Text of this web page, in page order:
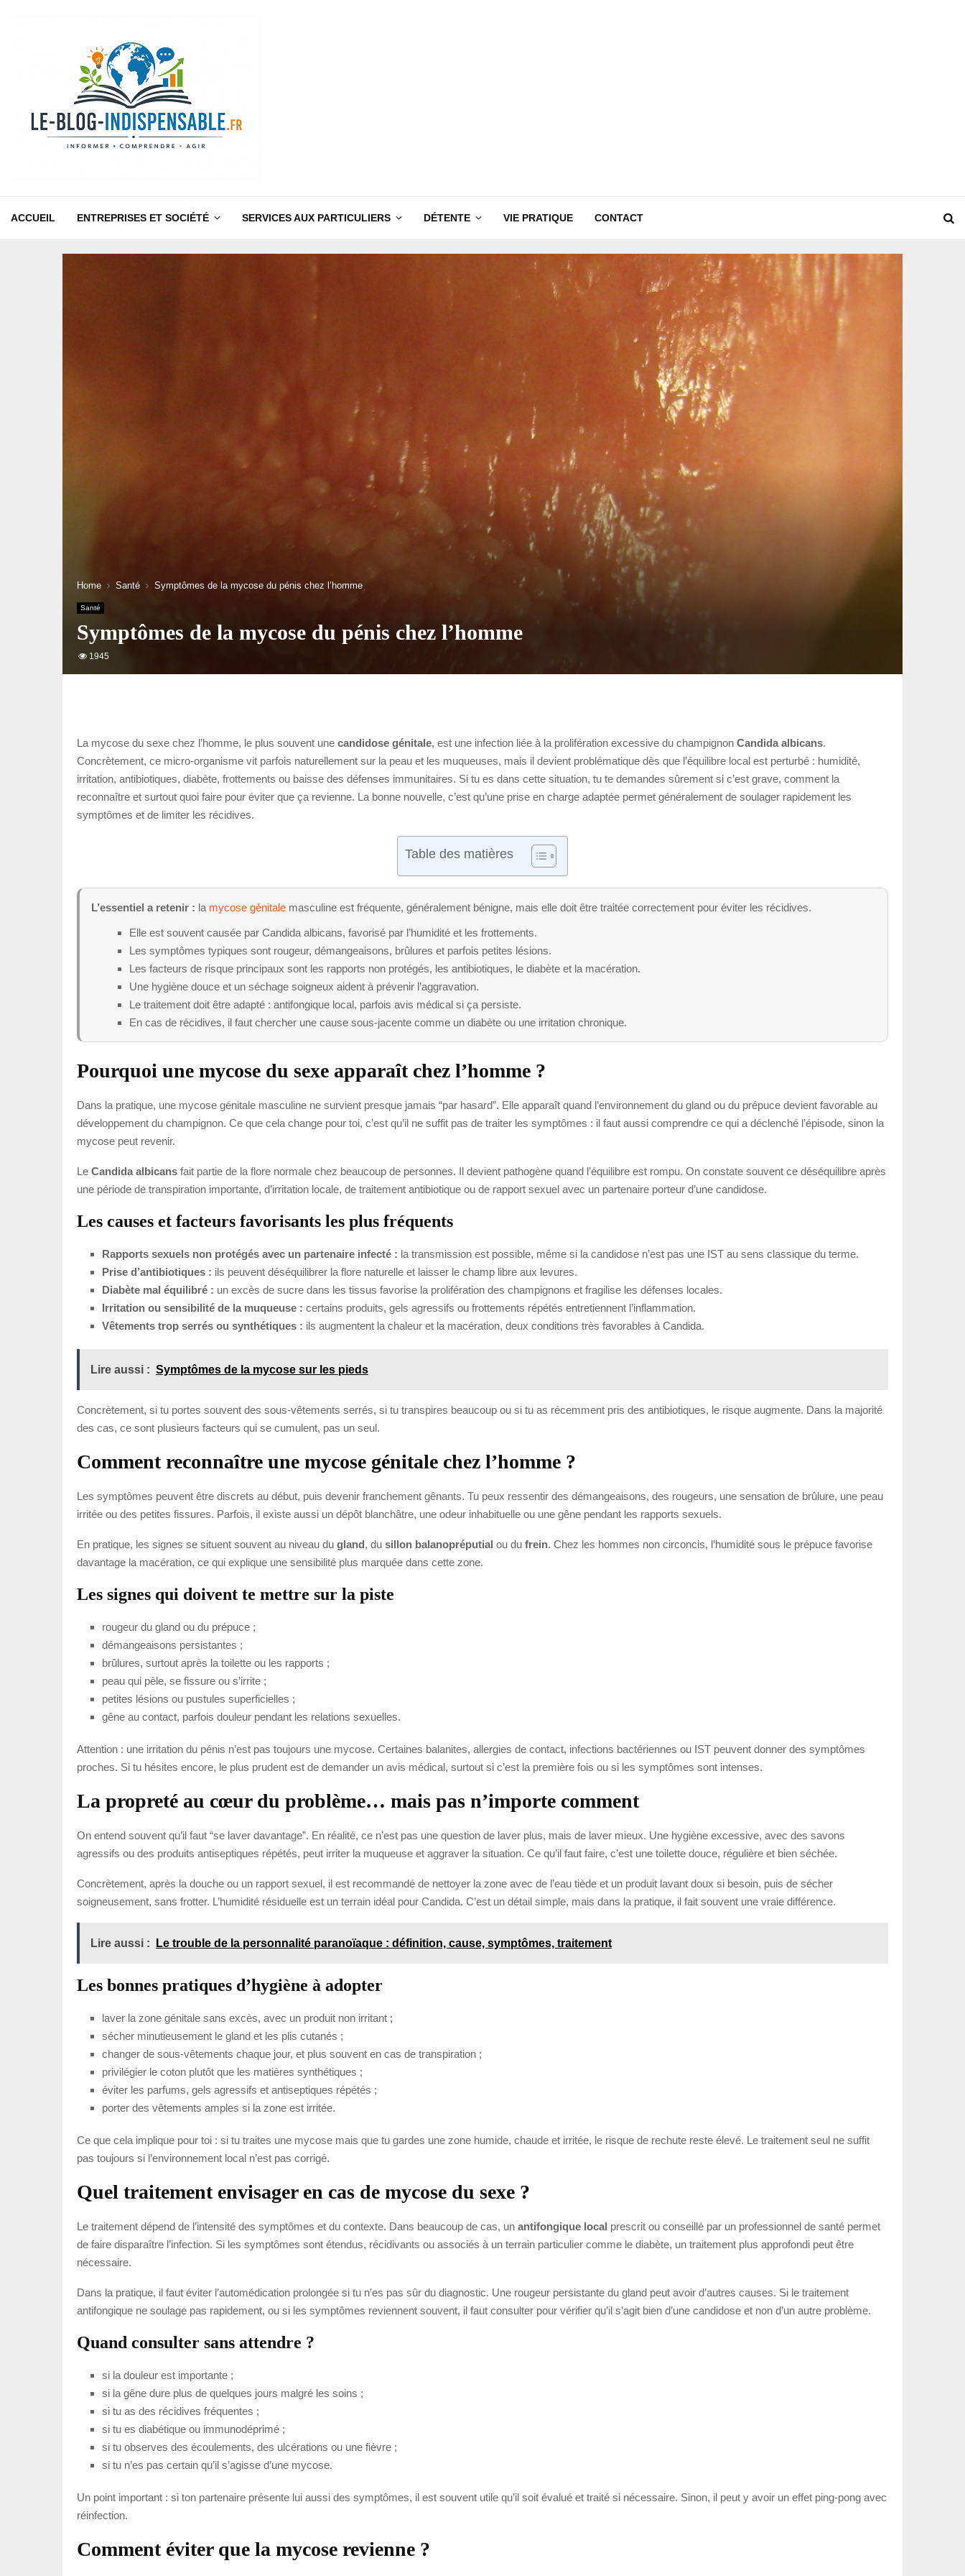
ACCUEIL ENTREPRISES ET SOCIÉTÉ SERVICES AUX PARTICULIERS DÉTENTE VIE PRATIQUE CONTACT
Home Santé Symptômes de la mycose du pénis chez l’homme
Santé
Symptômes de la mycose du pénis chez l’homme
1945
La mycose du sexe chez l’homme, le plus souvent une candidose génitale, est une infection liée à la prolifération excessive du champignon Candida albicans.
Concrètement, ce micro-organisme vit parfois naturellement sur la peau et les muqueuses, mais il devient problématique dès que l’équilibre local est perturbé : humidité,
irritation, antibiotiques, diabète, frottements ou baisse des défenses immunitaires. Si tu es dans cette situation, tu te demandes sûrement si c’est grave, comment la
reconnaître et surtout quoi faire pour éviter que ça revienne. La bonne nouvelle, c’est qu’une prise en charge adaptée permet généralement de soulager rapidement les
symptômes et de limiter les récidives.
Table des matières
L’essentiel a retenir : la mycose génitale masculine est fréquente, généralement bénigne, mais elle doit être traitée correctement pour éviter les récidives.
Elle est souvent causée par Candida albicans, favorisé par l’humidité et les frottements.
Les symptômes typiques sont rougeur, démangeaisons, brûlures et parfois petites lésions.
Les facteurs de risque principaux sont les rapports non protégés, les antibiotiques, le diabète et la macération.
Une hygiène douce et un séchage soigneux aident à prévenir l’aggravation.
Le traitement doit être adapté : antifongique local, parfois avis médical si ça persiste.
En cas de récidives, il faut chercher une cause sous-jacente comme un diabète ou une irritation chronique.
Pourquoi une mycose du sexe apparaît chez l’homme ?
Dans la pratique, une mycose génitale masculine ne survient presque jamais “par hasard”. Elle apparaît quand l’environnement du gland ou du prépuce devient favorable au
développement du champignon. Ce que cela change pour toi, c’est qu’il ne suffit pas de traiter les symptômes : il faut aussi comprendre ce qui a déclenché l’épisode, sinon la
mycose peut revenir.
Le Candida albicans fait partie de la flore normale chez beaucoup de personnes. Il devient pathogène quand l’équilibre est rompu. On constate souvent ce déséquilibre après
une période de transpiration importante, d’irritation locale, de traitement antibiotique ou de rapport sexuel avec un partenaire porteur d’une candidose.
Les causes et facteurs favorisants les plus fréquents
Rapports sexuels non protégés avec un partenaire infecté : la transmission est possible, même si la candidose n’est pas une IST au sens classique du terme.
Prise d’antibiotiques : ils peuvent déséquilibrer la flore naturelle et laisser le champ libre aux levures.
Diabète mal équilibré : un excès de sucre dans les tissus favorise la prolifération des champignons et fragilise les défenses locales.
Irritation ou sensibilité de la muqueuse : certains produits, gels agressifs ou frottements répétés entretiennent l’inflammation.
Vêtements trop serrés ou synthétiques : ils augmentent la chaleur et la macération, deux conditions très favorables à Candida.
Lire aussi : Symptômes de la mycose sur les pieds
Concrètement, si tu portes souvent des sous-vêtements serrés, si tu transpires beaucoup ou si tu as récemment pris des antibiotiques, le risque augmente. Dans la majorité
des cas, ce sont plusieurs facteurs qui se cumulent, pas un seul.
Comment reconnaître une mycose génitale chez l’homme ?
Les symptômes peuvent être discrets au début, puis devenir franchement gênants. Tu peux ressentir des démangeaisons, des rougeurs, une sensation de brûlure, une peau
irritée ou des petites fissures. Parfois, il existe aussi un dépôt blanchâtre, une odeur inhabituelle ou une gêne pendant les rapports sexuels.
En pratique, les signes se situent souvent au niveau du gland, du sillon balanopréputial ou du frein. Chez les hommes non circoncis, l’humidité sous le prépuce favorise
davantage la macération, ce qui explique une sensibilité plus marquée dans cette zone.
Les signes qui doivent te mettre sur la piste
rougeur du gland ou du prépuce ;
démangeaisons persistantes ;
brûlures, surtout après la toilette ou les rapports ;
peau qui pèle, se fissure ou s’irrite ;
petites lésions ou pustules superficielles ;
gêne au contact, parfois douleur pendant les relations sexuelles.
Attention : une irritation du pénis n’est pas toujours une mycose. Certaines balanites, allergies de contact, infections bactériennes ou IST peuvent donner des symptômes
proches. Si tu hésites encore, le plus prudent est de demander un avis médical, surtout si c’est la première fois ou si les symptômes sont intenses.
La propreté au cœur du problème… mais pas n’importe comment
On entend souvent qu’il faut “se laver davantage”. En réalité, ce n’est pas une question de laver plus, mais de laver mieux. Une hygiène excessive, avec des savons
agressifs ou des produits antiseptiques répétés, peut irriter la muqueuse et aggraver la situation. Ce qu’il faut faire, c’est une toilette douce, régulière et bien séchée.
Concrètement, après la douche ou un rapport sexuel, il est recommandé de nettoyer la zone avec de l’eau tiède et un produit lavant doux si besoin, puis de sécher
soigneusement, sans frotter. L’humidité résiduelle est un terrain idéal pour Candida. C’est un détail simple, mais dans la pratique, il fait souvent une vraie différence.
Lire aussi : Le trouble de la personnalité paranoïaque : définition, cause, symptômes, traitement
Les bonnes pratiques d’hygiène à adopter
laver la zone génitale sans excès, avec un produit non irritant ;
sécher minutieusement le gland et les plis cutanés ;
changer de sous-vêtements chaque jour, et plus souvent en cas de transpiration ;
privilégier le coton plutôt que les matières synthétiques ;
éviter les parfums, gels agressifs et antiseptiques répétés ;
porter des vêtements amples si la zone est irritée.
Ce que cela implique pour toi : si tu traites une mycose mais que tu gardes une zone humide, chaude et irritée, le risque de rechute reste élevé. Le traitement seul ne suffit
pas toujours si l’environnement local n’est pas corrigé.
Quel traitement envisager en cas de mycose du sexe ?
Le traitement dépend de l’intensité des symptômes et du contexte. Dans beaucoup de cas, un antifongique local prescrit ou conseillé par un professionnel de santé permet
de faire disparaître l’infection. Si les symptômes sont étendus, récidivants ou associés à un terrain particulier comme le diabète, un traitement plus approfondi peut être
nécessaire.
Dans la pratique, il faut éviter l’automédication prolongée si tu n’es pas sûr du diagnostic. Une rougeur persistante du gland peut avoir d’autres causes. Si le traitement
antifongique ne soulage pas rapidement, ou si les symptômes reviennent souvent, il faut consulter pour vérifier qu’il s’agit bien d’une candidose et non d’un autre problème.
Quand consulter sans attendre ?
si la douleur est importante ;
si la gêne dure plus de quelques jours malgré les soins ;
si tu as des récidives fréquentes ;
si tu es diabétique ou immunodéprimé ;
si tu observes des écoulements, des ulcérations ou une fièvre ;
si tu n’es pas certain qu’il s’agisse d’une mycose.
Un point important : si ton partenaire présente lui aussi des symptômes, il est souvent utile qu’il soit évalué et traité si nécessaire. Sinon, il peut y avoir un effet ping-pong avec
réinfection.
Comment éviter que la mycose revienne ?